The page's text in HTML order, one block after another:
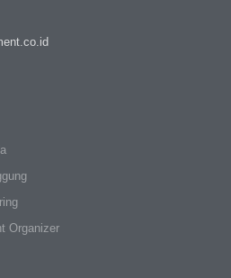
Organizer